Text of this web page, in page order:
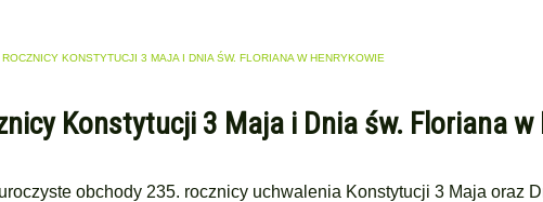
KONSTYTUCJI 3 MAJA I DNIA ŚW. FLORIANA W HENRYKOWIE
Konstytucji 3 Maja i Dnia św. Floriana w
obchody 235. rocznicy uchwalenia Konstytucji 3 Maja oraz